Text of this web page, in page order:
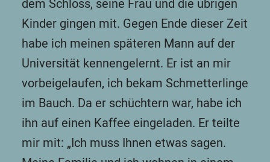
dem Schloss, seine Frau und die übrigen
Kinder gingen mit. Gegen Ende dieser Zeit
habe ich meinen späteren Mann auf der
Universität kennengelernt. Er ist an mir
vorbeigelaufen, ich bekam Schmetterlinge
im Bauch. Da er schüchtern war, habe ich
ihn auf einen Kaffee eingeladen. Er teilte
mir mit: „Ich muss Ihnen etwas sagen.